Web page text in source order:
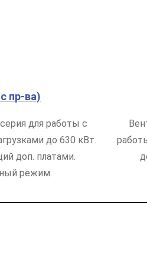
пр-ва)
для работы с
до 630 кВт.
доп. платами.
режим.